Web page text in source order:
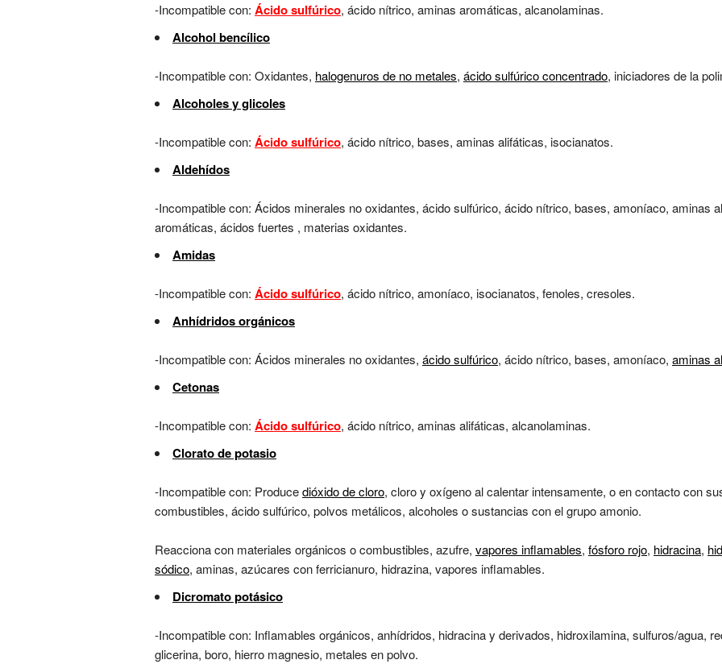
-Incompatible con: Ácido sulfúrico, ácido nítrico, aminas aromáticas, alcanolaminas.
Alcohol bencílico
-Incompatible con: Oxidantes, halogenuros de no metales, ácido sulfúrico concentrado, iniciadores de la
Alcoholes y glicoles
-Incompatible con: Ácido sulfúrico, ácido nítrico, bases, aminas alifáticas, isocianatos.
Aldehídos
-Incompatible con: Ácidos minerales no oxidantes, ácido sulfúrico, ácido nítrico, bases, amoníaco, aminas
aromáticas, ácidos fuertes , materias oxidantes.
Amidas
-Incompatible con: Ácido sulfúrico, ácido nítrico, amoníaco, isocianatos, fenoles, cresoles.
Anhídridos orgánicos
-Incompatible con: Ácidos minerales no oxidantes, ácido sulfúrico, ácido nítrico, bases, amoníaco, aminas
Cetonas
-Incompatible con: Ácido sulfúrico, ácido nítrico, aminas alifáticas, alcanolaminas.
Clorato de potasio
-Incompatible con: Producedióxido de cloro, cloro y oxígeno al calentar intensamente, o en contacto con
combustibles, ácido sulfúrico, polvos metálicos, alcoholes o sustancias con el grupo amonio.
Reacciona con materiales orgánicos o combustibles, azufre, vapores inflamables, fósforo rojo, hidracina,
sódico, aminas, azúcares con ferricianuro, hidrazina, vapores inflamables.
Dicromato potásico
-Incompatible con: Inflamables orgánicos, anhídridos, hidracina y derivados, hidroxilamina, sulfuros/agua,
glicerina, boro, hierro magnesio, metales en polvo.